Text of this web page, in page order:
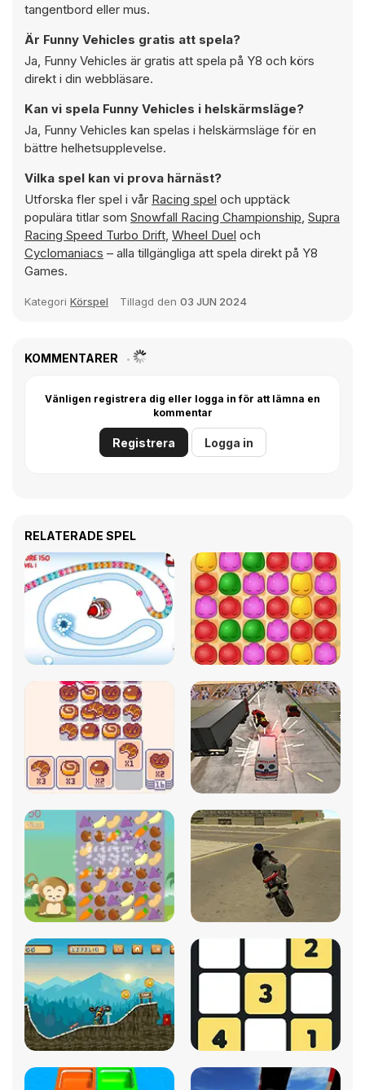
tangentbord eller mus.
Är Funny Vehicles gratis att spela?
Ja, Funny Vehicles är gratis att spela på Y8 och körs
direkt i din webbläsare.
Kan vi spela Funny Vehicles i helskärmsläge?
Ja, Funny Vehicles kan spelas i helskärmsläge för en
bättre helhetsupplevelse.
Vilka spel kan vi prova härnäst?
Utforska fler spel i vår Racing spel och upptäck
populära titlar som Snowfall Racing Championship, Supra
Racing Speed Turbo Drift, Wheel Duel och
Cyclomaniacs – alla tillgängliga att spela direkt på Y8
Games.
Kategori Körspel Tillagd den 03 JUN 2024
KOMMENTARER
Vänligen registrera dig eller logga in för att lämna en
kommentar
Registrera Logga in
RELATERADE SPEL